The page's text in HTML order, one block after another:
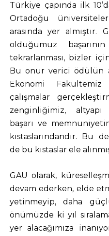
Türkiye çapında ilk
Ortadoğu
arasında yer almıştır.
olduğumuz
tekrarlanması, bizler
Bu onur verici ödülün
Ekonomi
çalışmalar
zenginliğimiz, altyapı
başarı ve
kıstaslarındandır. Bu
de bu kıstaslar ele
GAÜ olarak,
devam ederken, elde
yetinmeyip, daha
önümüzde ki yıl
yer alacağımıza